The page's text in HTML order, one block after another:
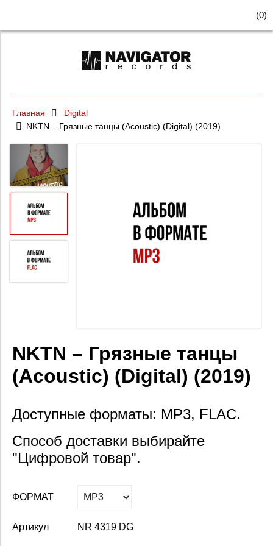
(0)
Главная
Digital
NKTN – Грязные танцы (Acoustic) (Digital) (2019)
NKTN – Грязные танцы
(Acoustic) (Digital) (2019)
Доступные форматы: MP3, FLAC.
Способ доставки выбирайте
"Цифровой товар".
ФОРМАТ
Артикул NR 4319 DG